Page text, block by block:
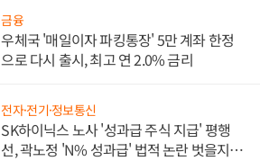
금융
우체국 '매일이자 파킹통장' 5만 계좌 한정
으로 다시 출시, 최고 연 2.0% 금리
전자·전기·정보통신
SK하이닉스 노사 '성과급 주식 지급' 평행
선, 곽노정 'N% 성과급' 법적 논란 벗을지 주